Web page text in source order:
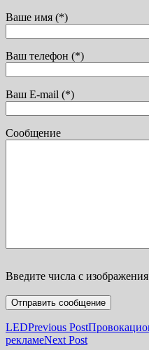
Ваше имя (*)
Ваш телефон (*)
Ваш E-mail (*)
Сообщение
Введите числа с
LEDPrevious Post
рекламеNext Post